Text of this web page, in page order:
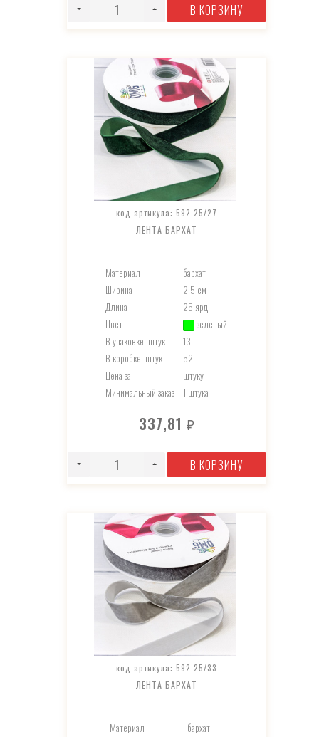
В КОРЗИНУ
код артикула: 592-25/27
ЛЕНТА БАРХАТ
Материал
бархат
Ширина
2,5 см
Длина
25 ярд
Цвет
зеленый
В упаковке, штук
13
В коробке, штук
52
Цена за
штуку
Минимальный заказ
1 штука
337,81 ₽
В КОРЗИНУ
код артикула: 592-25/33
ЛЕНТА БАРХАТ
Материал
бархат